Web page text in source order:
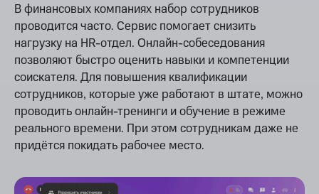
В финансовых компаниях набор сотрудников
проводится часто. Сервис помогает снизить
нагрузку на HR-отдел. Онлайн-собеседования
позволяют быстро оценить навыки и компетенции
соискателя. Для повышения квалификации
сотрудников, которые уже работают в штате, можно
проводить онлайн-тренинги и обучение в режиме
реального времени. При этом сотрудникам даже не
придётся покидать рабочее место.